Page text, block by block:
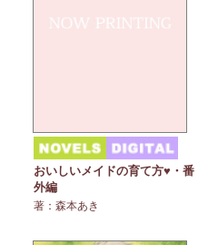
おいしいメイドの育て方♥・番
外編
著：森本あき